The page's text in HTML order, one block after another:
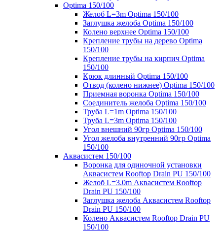
Optima 150/100
Желоб L=3m Optima 150/100
Заглушка желоба Optima 150/100
Колено верхнее Optima 150/100
Крепление трубы на дерево Optima
150/100
Крепление трубы на кирпич Optima
150/100
Крюк длинный Optima 150/100
Отвод (колено нижнее) Optima 150/100
Приемная воронка Optima 150/100
Соединитель желоба Optima 150/100
Труба L=1m Optima 150/100
Труба L=3m Optima 150/100
Угол внешний 90гр Optima 150/100
Угол желоба внутренний 90гр Optima
150/100
Аквасистем 150/100
Воронка для одиночной установки
Аквасистем Rooftop Drain PU 150/100
Желоб L=3.0m Аквасистем Rooftop
Drain PU 150/100
Заглушка желоба Аквасистем Rooftop
Drain PU 150/100
Колено Аквасистем Rooftop Drain PU
150/100